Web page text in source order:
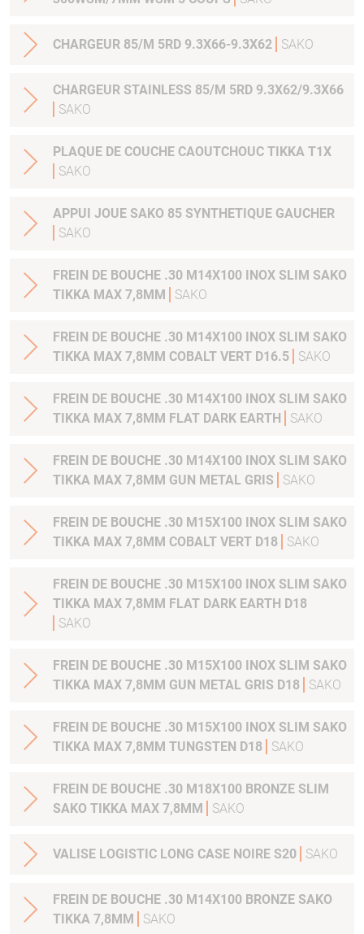
CHARGEUR 85/M 5RD 9.3X66-9.3X62 SAKO
CHARGEUR STAINLESS 85/M 5RD 9.3X62/9.3X66
SAKO
PLAQUE DE COUCHE CAOUTCHOUC TIKKA T1X
SAKO
APPUI JOUE SAKO 85 SYNTHETIQUE GAUCHER
SAKO
FREIN DE BOUCHE .30 M14X100 INOX SLIM SAKO
TIKKA MAX 7,8MM
SAKO
FREIN DE BOUCHE .30 M14X100 INOX SLIM SAKO
TIKKA MAX 7,8MM COBALT VERT D16.5
SAKO
FREIN DE BOUCHE .30 M14X100 INOX SLIM SAKO
TIKKA MAX 7,8MM FLAT DARK EARTH
SAKO
FREIN DE BOUCHE .30 M14X100 INOX SLIM SAKO
TIKKA MAX 7,8MM GUN METAL GRIS
SAKO
FREIN DE BOUCHE .30 M15X100 INOX SLIM SAKO
TIKKA MAX 7,8MM COBALT VERT D18
SAKO
FREIN DE BOUCHE .30 M15X100 INOX SLIM SAKO
TIKKA MAX 7,8MM FLAT DARK EARTH D18
SAKO
FREIN DE BOUCHE .30 M15X100 INOX SLIM SAKO
TIKKA MAX 7,8MM GUN METAL GRIS D18
SAKO
FREIN DE BOUCHE .30 M15X100 INOX SLIM SAKO
TIKKA MAX 7,8MM TUNGSTEN D18
SAKO
FREIN DE BOUCHE .30 M18X100 BRONZE SLIM
SAKO TIKKA MAX 7,8MM
SAKO
VALISE LOGISTIC LONG CASE NOIRE S20 SAKO
FREIN DE BOUCHE .30 M14X100 BRONZE SAKO
TIKKA 7,8MM
SAKO